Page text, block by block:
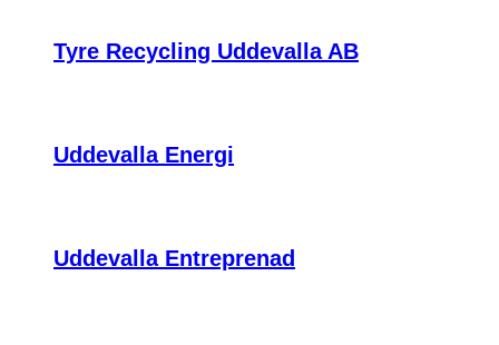
Tyre Recycling Uddevalla AB
Uddevalla Energi
Uddevalla Entreprenad